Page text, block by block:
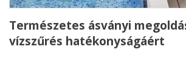
Természetes ásványi
vízszűrés hatékonyságáért